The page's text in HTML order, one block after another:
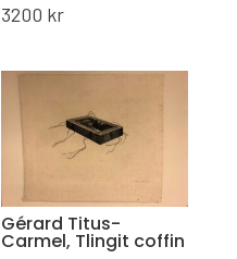
3200 kr
Gérard Titus-
Carmel, Tlingit coffin